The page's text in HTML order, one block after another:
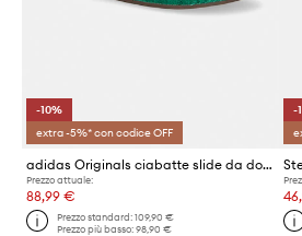
-10%
extra -5%* con codice OFF
adidas Originals ciabatte slide da donna in scamoscio Adimule
Prezzo attuale:
88,99 €
Prezzo standard:109,90 €
Prezzo più basso:98,90 €
-